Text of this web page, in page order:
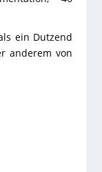
ein Dutzend
anderem von